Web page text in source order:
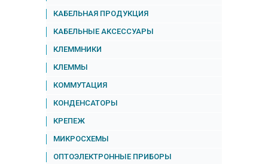
КАБЕЛЬНАЯ ПРОДУКЦИЯ
КАБЕЛЬНЫЕ АКСЕССУАРЫ
КЛЕММНИКИ
КЛЕММЫ
КОММУТАЦИЯ
КОНДЕНСАТОРЫ
КРЕПЕЖ
МИКРОСХЕМЫ
ОПТОЭЛЕКТРОННЫЕ ПРИБОРЫ